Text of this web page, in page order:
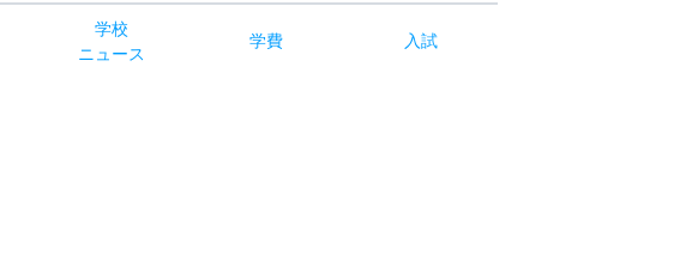
学校
ニュース
学費 入試